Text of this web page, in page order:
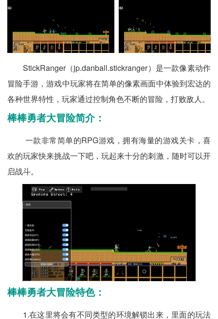
StickRanger（jp.danball.stickranger）是一款像素动作
冒险手游，游戏中玩家将在简单的像素画面中体验到宏达的
各种世界特性，玩家通过控制角色不断的冒险，打败敌人。
棒棒勇者大冒险简介：
一款非常简单的RPG游戏，拥有海量的游戏关卡，喜
欢的玩家快来挑战一下吧，玩起来十分的刺激，随时可以开
启战斗。
棒棒勇者大冒险特色：
1.在这里将会有不同类型的环境解锁出来，里面的玩法